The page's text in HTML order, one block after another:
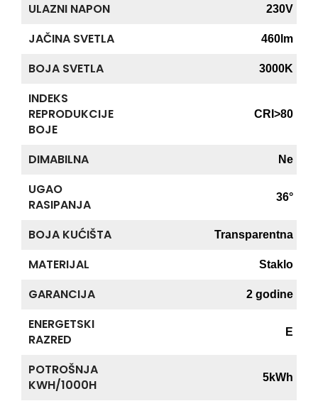
ULAZNI NAPON 230V
JAČINA SVETLA 460lm
BOJA SVETLA 3000K
INDEKS
REPRODUKCIJE
BOJE
CRI>80
DIMABILNA Ne
UGAO
RASIPANJA
36°
BOJA KUĆIŠTA Transparentna
MATERIJAL Staklo
GARANCIJA 2 godine
ENERGETSKI
RAZRED
E
POTROŠNJA
KWH/1000H
5kWh